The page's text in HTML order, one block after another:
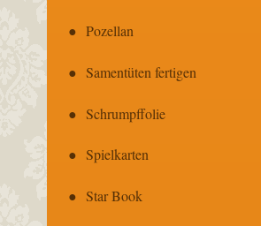
Pozellan
Samentüten fertigen
Schrumpffolie
Spielkarten
Star Book